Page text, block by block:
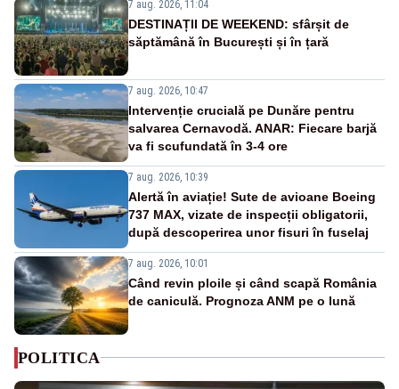
7 aug. 2026, 11:04
DESTINAȚII DE WEEKEND: sfârșit de
săptămână în București și în țară
7 aug. 2026, 10:47
Intervenție crucială pe Dunăre pentru
salvarea Cernavodă. ANAR: Fiecare barjă
va fi scufundată în 3-4 ore
7 aug. 2026, 10:39
Alertă în aviație! Sute de avioane Boeing
737 MAX, vizate de inspecții obligatorii,
după descoperirea unor fisuri în fuselaj
7 aug. 2026, 10:01
Când revin ploile și când scapă România
de caniculă. Prognoza ANM pe o lună
POLITICA